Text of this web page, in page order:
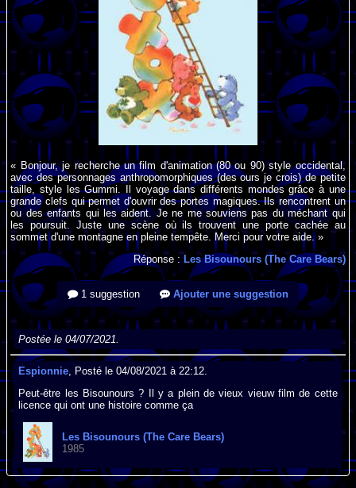
« Bonjour, je recherche un film d'animation (80 ou 90) style occidental,
avec des personnages anthropomorphiques (des ours je crois) de petite
taille, style les Gummi. Il voyage dans différents mondes grâce à une
grande clefs qui permet d'ouvrir des portes magiques. Ils rencontrent un
ou des enfants qui les aident. Je ne me souviens pas du méchant qui
les poursuit. Juste une scène où ils trouvent une porte cachée au
sommet d'une montagne en pleine tempête. Merci pour votre aide. »
Réponse : Les Bisounours (The Care Bears)
1 suggestion Ajouter une suggestion
Postée le 04/07/2021.
Espionnie, Posté le 04/08/2021 à 22:12.
Peut-être les Bisounours ? Il y a plein de vieux vieuw film de cette
licence qui ont une histoire comme ça
Les Bisounours (The Care Bears)
1985